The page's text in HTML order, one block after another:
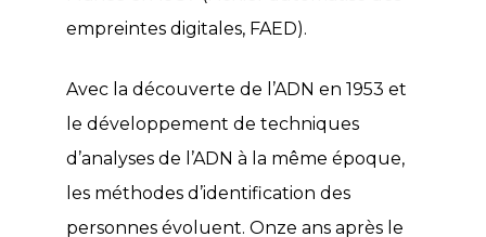
empreintes digitales, FAED).
Avec la découverte de l’ADN en 1953 et
le développement de techniques
d’analyses de l’ADN à la même époque,
les méthodes d’identification des
personnes évoluent. Onze ans après le